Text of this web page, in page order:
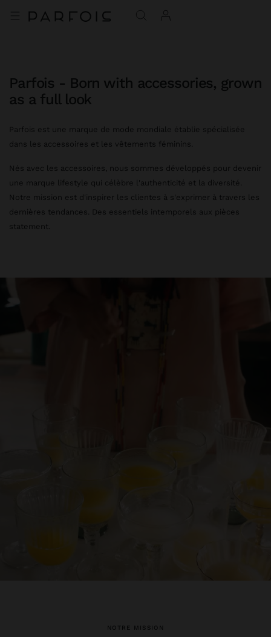
Parfois - Born with accessories, grown
as a full look
Parfois est une marque de mode mondiale établie spécialisée
dans les accessoires et les vêtements féminins.
Nés avec les accessoires, nous sommes développés pour devenir
une marque lifestyle qui célèbre l'authenticité et la diversité.
Notre mission est d'inspirer les clientes à s'exprimer à travers les
dernières tendances. Des essentiels intemporels aux pièces
statement.
NOTRE MISSION